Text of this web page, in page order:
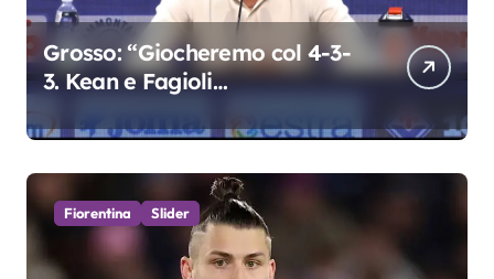
Grosso: “Giocheremo col 4-3-
3. Kean e Fagioli
colpo”
Fiorentina Slider